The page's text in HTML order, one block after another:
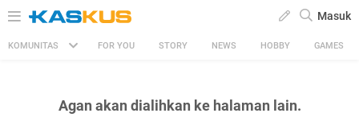
Masuk
KOMUNITAS FOR YOU STORY NEWS HOBBY GAMES
Agan akan dialihkan ke halaman lain.